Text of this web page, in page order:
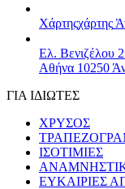
Χάρτηςχάρτης
Ελ. Βενιζέλου
Αθήνα 10250
ΓΙΑ ΙΔΙΩΤΕΣ
ΧΡΥΣΟΣ
ΙΣΟΤΙΜΙΕΣ
ΕΥΚΑΙΡΙΕΣ